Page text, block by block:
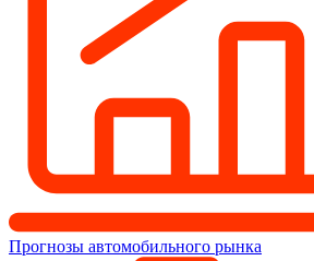
Прогнозы автомобильного рынка